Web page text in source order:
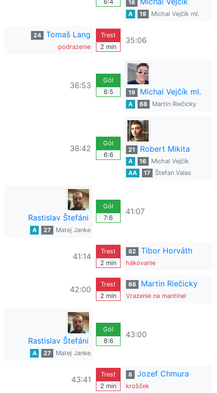
6:4 16
A 19 Michal Vejčík ml.
24 Tomaš Lang
podrazenie
Trest
2 min
35:06
36:53
Gól
6:5
19 Michal Vejčík ml.
A 68 Martin Riečicky
38:42
Gól
6:6
21 Robert Mikita
A 16
Michal Vejčík
AA
17 Štefan Valas
Rastislav Štefáni
A 27 Matej Janke
Gól
7:6
41:07
41:14
Trest
2 min
82 Tibor Horváth
hákovanie
42:00
Trest
2 min
68 Martin Riečicky
Vrazenie na mantinel
Rastislav Štefáni
A 27 Matej Janke
Gól
8:6
43:00
43:41
Trest
2 min
8 Jozef Chmura
krošček